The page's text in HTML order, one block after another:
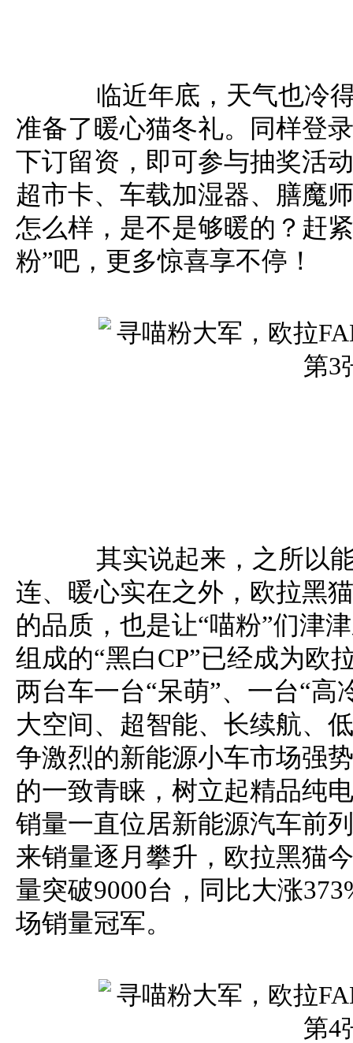
临近年底，天气也冷得
准备了暖心猫冬礼。同样登
下订留资，即可参与抽奖活
超市卡、车载加湿器、膳魔
怎么样，是不是够暖的？赶
粉”吧，更多惊喜享不停！
其实说起来，之所以能
连、暖心实在之外，欧拉黑
的品质，也是让“喵粉”们津
组成的“黑白CP”已经成为欧
两台车一台“呆萌”、一台“高
大空间、超智能、长续航、
争激烈的新能源小车市场强
的一致青睐，树立起精品纯
销量一直位居新能源汽车前
来销量逐月攀升，欧拉黑猫
量突破9000台，同比大涨
场销量冠军。